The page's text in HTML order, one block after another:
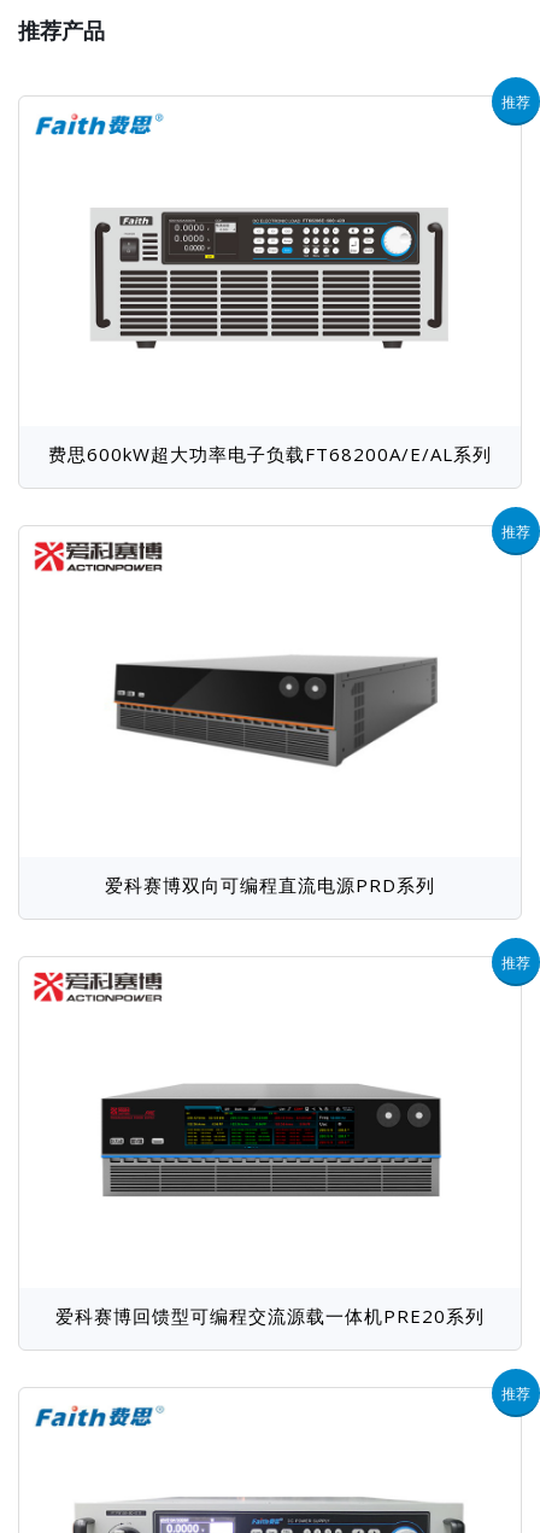
推荐产品
推荐
费思600kW超大功率电子负载FT68200A/E/AL系列
推荐
爱科赛博双向可编程直流电源PRD系列
推荐
爱科赛博回馈型可编程交流源载一体机PRE20系列
推荐